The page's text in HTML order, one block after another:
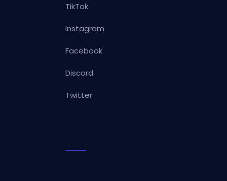
TikTok
Instagram
Facebook
Discord
Twitter